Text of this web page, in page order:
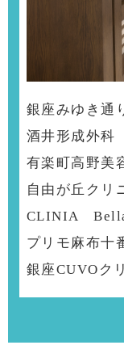
銀座みゆき通
酒井形成外科
有楽町高野美
自由が丘クリ
CLINIA
プリモ麻布十
銀座CUVOク